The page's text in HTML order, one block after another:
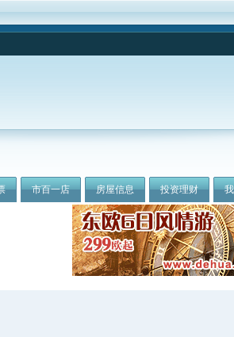
市百一店 房屋信息 投资理财